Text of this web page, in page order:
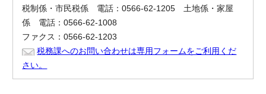
税制係・市民税係 電話：0566-62-1205 土地係・家屋
係 電話：0566-62-1008
ファクス：0566-62-1203
税務課へのお問い合わせは専用フォームをご利用くだ
さい。